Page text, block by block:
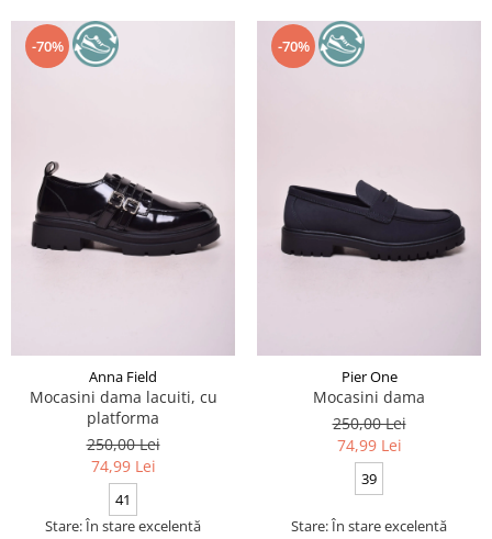
-70%
Anna Field
Mocasini dama lacuiti, cu
platforma
250,00 Lei
74,99 Lei
41
Stare: În stare excelentă
-70%
Pier One
Mocasini dama
250,00 Lei
74,99 Lei
39
Stare: În stare excelentă